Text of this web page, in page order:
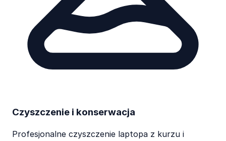
Czyszczenie i konserwacja
Profesjonalne czyszczenie laptopa z kurzu i